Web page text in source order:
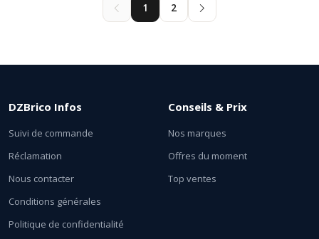
1 2
DZBrico Infos
Suivi de commande
Réclamation
Nous contacter
Conditions générales
Politique de confidentialité
Conseils & Prix
Nos marques
Offres du moment
Top ventes